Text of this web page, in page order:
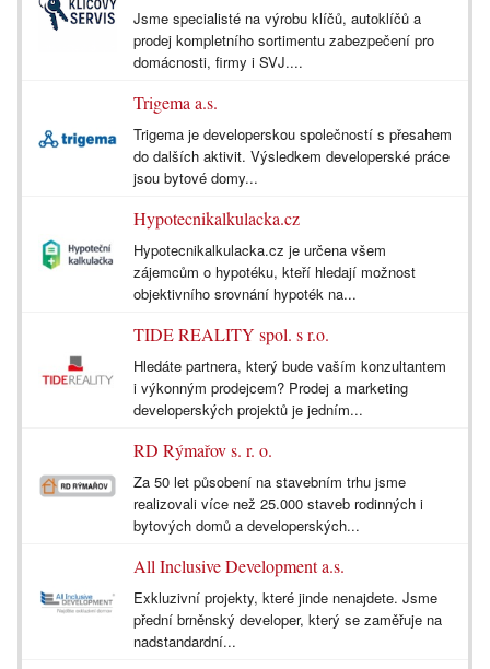
Jsme specialisté na výrobu klíčů, autoklíčů a
prodej kompletního sortimentu zabezpečení pro
domácnosti, firmy i SVJ....
Trigema a.s.
Trigema je developerskou společností s přesahem
do dalších aktivit. Výsledkem developerské práce
jsou bytové domy...
Hypotecnikalkulacka.cz
Hypotecnikalkulacka.cz je určena všem
zájemcům o hypotéku, kteří hledají možnost
objektivního srovnání hypoték na...
TIDE REALITY spol. s r.o.
Hledáte partnera, který bude vaším konzultantem
i výkonným prodejcem? Prodej a marketing
developerských projektů je jedním...
RD Rýmařov s. r. o.
Za 50 let působení na stavebním trhu jsme
realizovali více než 25.000 staveb rodinných i
bytových domů a developerských...
All Inclusive Development a.s.
Exkluzivní projekty, které jinde nenajdete. Jsme
přední brněnský developer, který se zaměřuje na
nadstandardní...